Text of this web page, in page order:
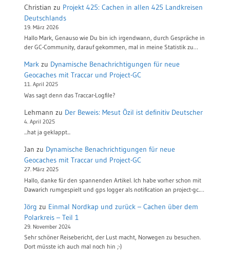
Christian zu Projekt 425: Cachen in allen 425 Landkreisen
Deutschlands
19. März 2026
Hallo Mark, Genauso wie Du bin ich irgendwann, durch Gespräche in
der GC-Community, darauf gekommen, mal in meine Statistik zu…
Mark zu Dynamische Benachrichtigungen für neue
Geocaches mit Traccar und Project-GC
11. April 2025
Was sagt denn das Traccar-Logfile?
Lehmann zu Der Beweis: Mesut Özil ist definitiv Deutscher
4. April 2025
...hat ja geklappt...
Jan zu Dynamische Benachrichtigungen für neue
Geocaches mit Traccar und Project-GC
27. März 2025
Hallo, danke für den spannenden Artikel. Ich habe vorher schon mit
Dawarich rumgespielt und gps logger als notification an project-gc.…
Jörg zu Einmal Nordkap und zurück – Cachen über dem
Polarkreis – Teil 1
29. November 2024
Sehr schöner Reisebericht, der Lust macht, Norwegen zu besuchen.
Dort müsste ich auch mal noch hin ;-)